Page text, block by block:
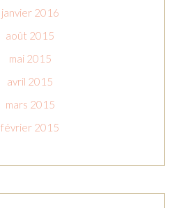
janvier 2016
août 2015
mai 2015
avril 2015
mars 2015
février 2015